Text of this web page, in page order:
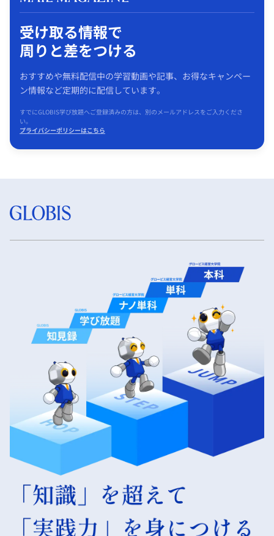
受け取る情報で
周りと差をつける
おすすめや無料配信中の学習動画や記事、お得なキャンペー
ン情報など定期的に配信しています。
すでにGLOBIS学び放題へご登録済みの方は、別のメールアドレスをご入力くださ
い。
プライバシーポリシーはこちら